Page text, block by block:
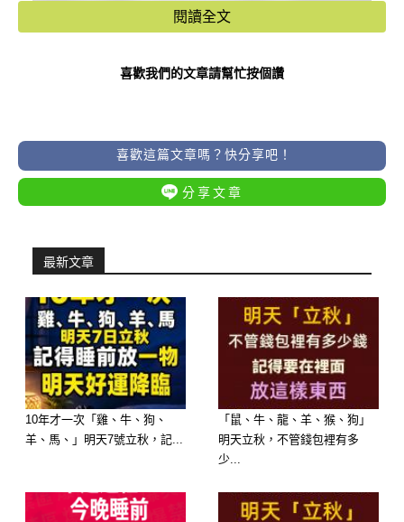
有些人心很大，就算被傷害過，也能選
擇原諒與放下；但有些人卻是愛得深、
記得更深。一旦真心付出後遭到背叛或
傷害，表面上或許不會說什麼，但心裡
早已默默把你列入黑名單。今天就來看
看，哪些星座一旦被傷害，可能會記一
閱讀全文
喜歡我們的文章請幫忙按個讚
喜歡這篇文章嗎？快分享吧！
分享文章
最新文章
10年才一次「雞、牛、狗、
羊、馬、」明天7號立秋，記...
「鼠、牛、龍、羊、猴、狗」
明天立秋，不管錢包裡有多
少...